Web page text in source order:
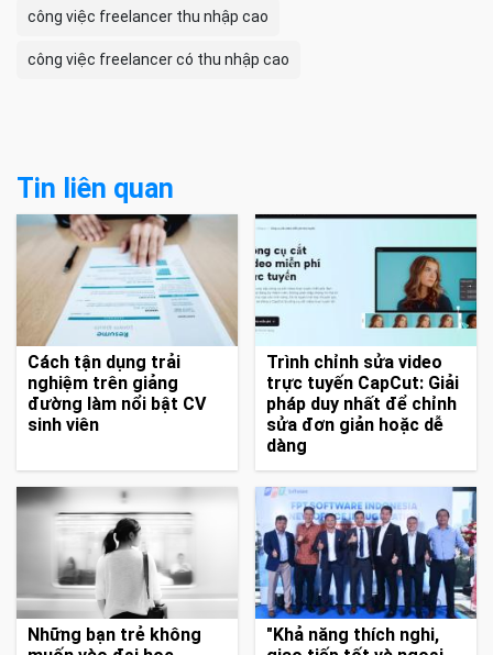
công việc freelancer thu nhập cao
công việc freelancer có thu nhập cao
Tin liên quan
Cách tận dụng trải
nghiệm trên giảng
đường làm nổi bật CV
sinh viên
Trình chỉnh sửa video
trực tuyến CapCut: Giải
pháp duy nhất để chỉnh
sửa đơn giản hoặc dễ
dàng